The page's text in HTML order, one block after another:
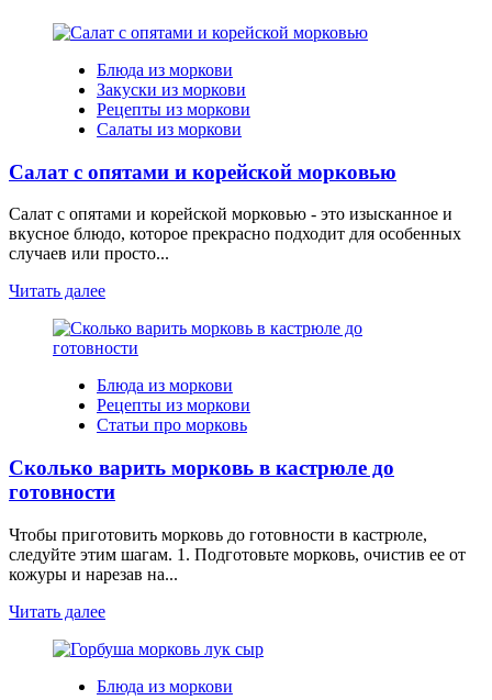
Блюда из моркови
Закуски из моркови
Рецепты из моркови
Салаты из моркови
Салат с опятами и корейской морковью
Салат с опятами и корейской морковью - это изысканное и
вкусное блюдо, которое прекрасно подходит для особенных
случаев или просто...
Читать далее
Блюда из моркови
Рецепты из моркови
Статьи про морковь
Сколько варить морковь в кастрюле до
готовности
Чтобы приготовить морковь до готовности в кастрюле,
следуйте этим шагам. 1. Подготовьте морковь, очистив ее от
кожуры и нарезав на...
Читать далее
Блюда из моркови